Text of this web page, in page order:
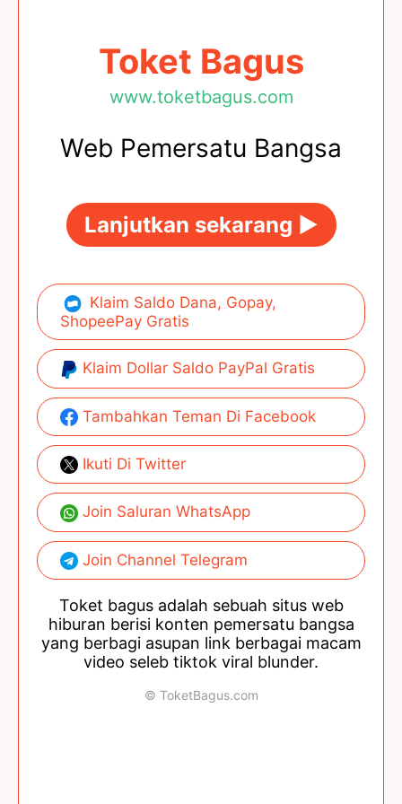
Toket Bagus
www.toketbagus.com
Web Pemersatu Bangsa
Lanjutkan sekarang ►
Klaim Saldo Dana, Gopay,
ShopeePay Gratis
Klaim Dollar Saldo PayPal Gratis
Tambahkan Teman Di Facebook
Ikuti Di Twitter
Join Saluran WhatsApp
Join Channel Telegram
Toket bagus adalah sebuah situs web
hiburan berisi konten pemersatu bangsa
yang berbagi asupan link berbagai macam
video seleb tiktok viral blunder.
© ToketBagus.com